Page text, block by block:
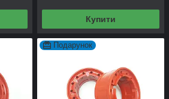
Купити
Подарунок